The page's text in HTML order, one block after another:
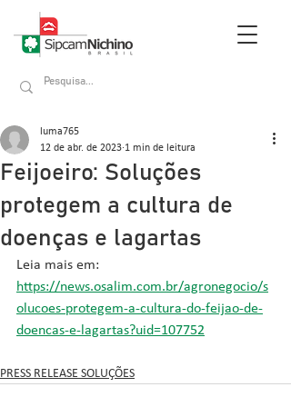
Feijoeiro: Soluções
protegem a cultura de
doenças e lagartas
luma765
12 de abr. de 2023 1 min de leitura
Leia mais em:
https://news.osalim.com.br/agronegocio/s
olucoes-protegem-a-cultura-do-feijao-de-
doencas-e-lagartas?uid=107752
PRESS RELEASE SOLUÇÕES